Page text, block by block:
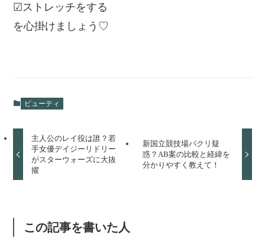
☑ストレッチをする
を心掛けましょう♡
ビューティ
主人公のレイ役は誰？若
手女優デイジーリドリー
がスターウォーズに大抜
擢
新国立競技場パクリ疑
惑？AB案の比較と経緯を
分かりやすく教えて！
この記事を書いた人